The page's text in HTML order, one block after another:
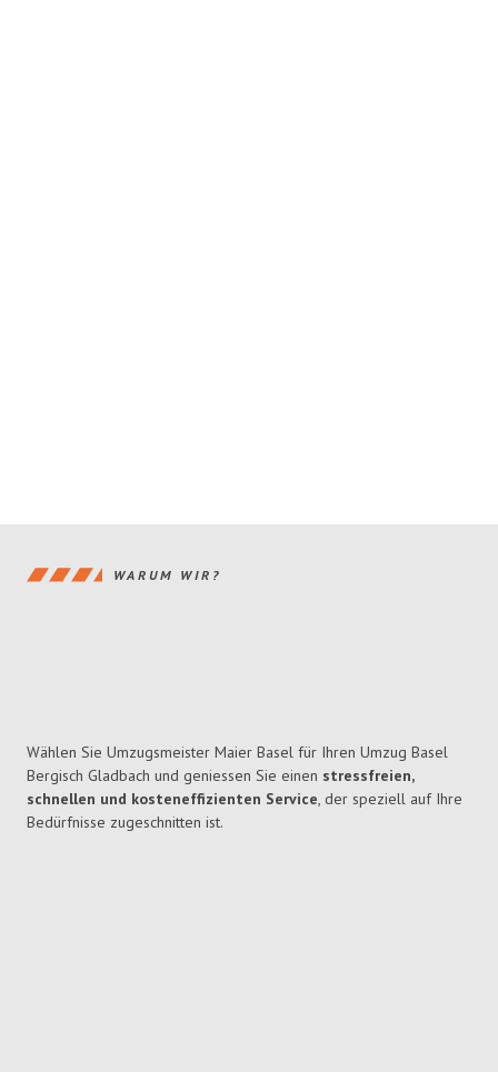
WARUM WIR?
Wählen Sie Umzugsmeister Maier Basel für Ihren Umzug Basel
Bergisch Gladbach und geniessen Sie einen stressfreien,
schnellen und kosteneffizienten Service, der speziell auf Ihre
Bedürfnisse zugeschnitten ist.